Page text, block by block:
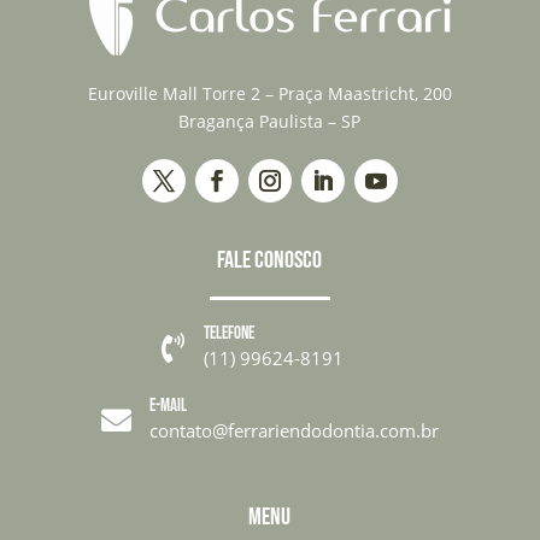
Euroville Mall Torre 2 – Praça Maastricht, 200
Bragança Paulista – SP
FALE CONOSCO
 TELEFONE
(11) 99624-8191
 E-MAIL
contato@ferrariendodontia.com.br
MENU